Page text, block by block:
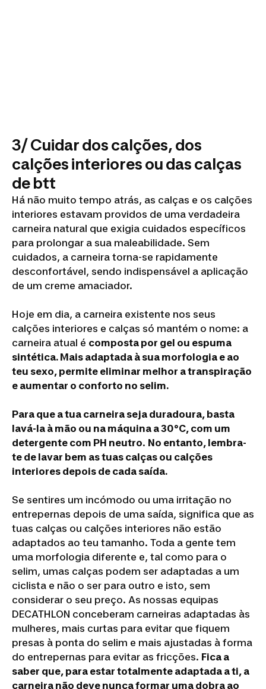
3/ Cuidar dos calções, dos
calções interiores ou das calças
de btt
Há não muito tempo atrás, as calças e os calções
interiores estavam providos de uma verdadeira
carneira natural que exigia cuidados específicos
para prolongar a sua maleabilidade. Sem
cuidados, a carneira torna-se rapidamente
desconfortável, sendo indispensável a aplicação
de um creme amaciador.
Hoje em dia, a carneira existente nos seus
calções interiores e calças só mantém o nome: a
carneira atual é composta por gel ou espuma
sintética. Mais adaptada à sua morfologia e ao
teu sexo, permite eliminar melhor a transpiração
e aumentar o conforto no selim.
Para que a tua carneira seja duradoura, basta
lavá-la à mão ou na máquina a 30°C, com um
detergente com PH neutro. No entanto, lembra-
te de lavar bem as tuas calças ou calções
interiores depois de cada saída.
Se sentires um incómodo ou uma irritação no
entrepernas depois de uma saída, significa que as
tuas calças ou calções interiores não estão
adaptados ao teu tamanho. Toda a gente tem
uma morfologia diferente e, tal como para o
selim, umas calças podem ser adaptadas a um
ciclista e não o ser para outro e isto, sem
considerar o seu preço. As nossas equipas
DECATHLON conceberam carneiras adaptadas às
mulheres, mais curtas para evitar que fiquem
presas à ponta do selim e mais ajustadas à forma
do entrepernas para evitar as fricções. Fica a
saber que, para estar totalmente adaptada a ti, a
carneira não deve nunca formar uma dobra ao